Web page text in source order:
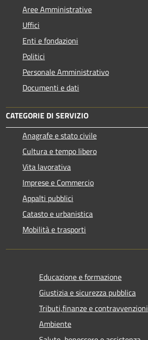
Aree Amministrative
Uffici
Enti e fondazioni
Politici
Personale Amministrativo
Documenti e dati
CATEGORIE DI SERVIZIO
Anagrafe e stato civile
Cultura e tempo libero
Vita lavorativa
Imprese e Commercio
Appalti pubblici
Catasto e urbanistica
Mobilità e trasporti
Educazione e formazione
Giustizia e sicurezza pubblica
Tributi,finanze e contravvenzioni
Ambiente